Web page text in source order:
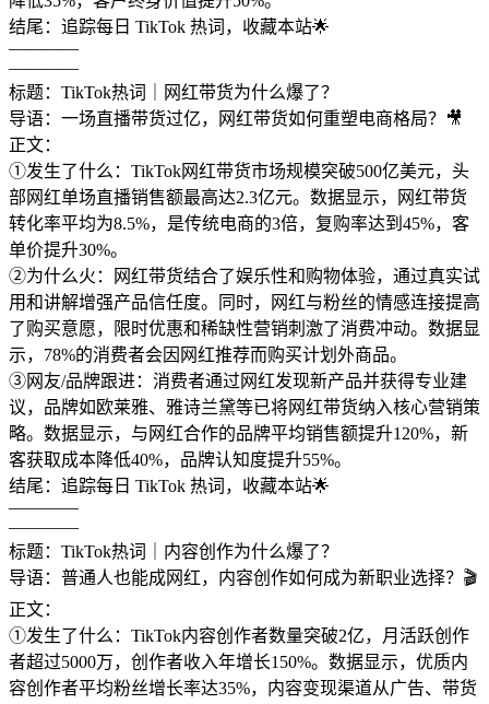
结尾：追踪每日 TikTok 热词，收藏本站🌟
————
————
标题：TikTok热词｜网红带货为什么爆了？
导语：一场直播带货过亿，网红带货如何重塑电商格局？🎥
正文：
①发生了什么：TikTok网红带货市场规模突破500亿美元，头
部网红单场直播销售额最高达2.3亿元。数据显示，网红带货
转化率平均为8.5%，是传统电商的3倍，复购率达到45%，客
单价提升30%。
②为什么火：网红带货结合了娱乐性和购物体验，通过真实试
用和讲解增强产品信任度。同时，网红与粉丝的情感连接提高
了购买意愿，限时优惠和稀缺性营销刺激了消费冲动。数据显
示，78%的消费者会因网红推荐而购买计划外商品。
③网友/品牌跟进：消费者通过网红发现新产品并获得专业建
议，品牌如欧莱雅、雅诗兰黛等已将网红带货纳入核心营销策
略。数据显示，与网红合作的品牌平均销售额提升120%，新
客获取成本降低40%，品牌认知度提升55%。
结尾：追踪每日 TikTok 热词，收藏本站🌟
————
————
标题：TikTok热词｜内容创作为什么爆了？
导语：普通人也能成网红，内容创作如何成为新职业选择？🎬
正文：
①发生了什么：TikTok内容创作者数量突破2亿，月活跃创作
者超过5000万，创作者收入年增长150%。数据显示，优质内
容创作者平均粉丝增长率达35%，内容变现渠道从广告、带货